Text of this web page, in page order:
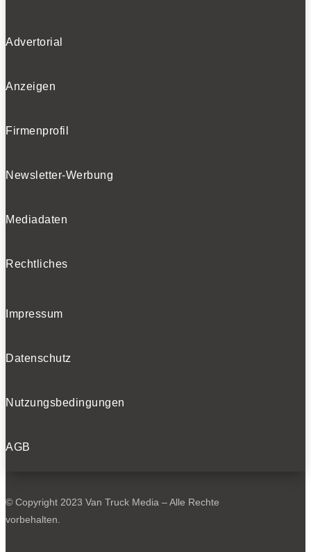
Advertorial
Anzeigen
Firmenprofil
Newsletter-Werbung
Mediadaten
Rechtliches
Impressum
Datenschutz
Nutzungsbedingungen
AGB
© Copyright 2023 Van Truck Media – Alle Rechte
vorbehalten.